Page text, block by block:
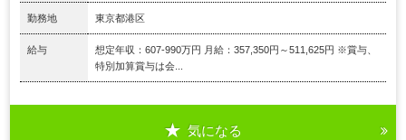
勤務地 東京都港区
給与
想定年収：607-990万円 月給：357,350円～511,625円 ※賞与、
特別加算賞与は会...
気になる